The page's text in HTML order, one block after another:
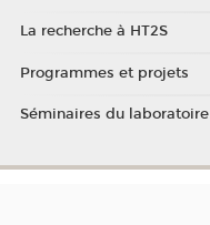
La recherche à HT2S
Programmes et projets
Séminaires du laboratoire